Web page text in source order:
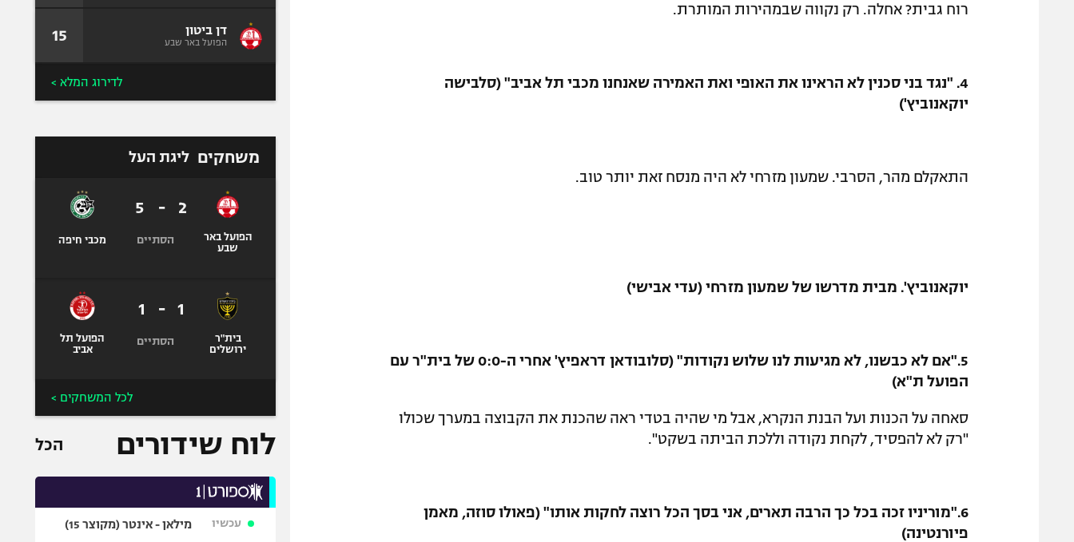
רוח גבית? אחלה. רק נקווה שבמהירות המותרת.
4. "נגד בני סכנין לא הראינו את האופי ואת האמירה שאנחנו מכבי תל אביב" (סלבישה
יוקאנוביץ')
התאקלם מהר, הסרבי. שמעון מזרחי לא היה מנסח זאת יותר טוב.
יוקאנוביץ'. מבית מדרשו של שמעון מזרחי (עדי אבישי)
5."אם לא כבשנו, לא מגיעות לנו שלוש נקודות" (סלובודאן דראפיץ' אחרי ה-0:0 של בית"ר עם
הפועל ת"א)
סאחה על הכנות ועל הבנת הנקרא, אבל מי שהיה בטדי ראה שהכנת את הקבוצה במערך שכולו
"רק לא להפסיד, לקחת נקודה וללכת הביתה בשקט".
6."מוריניו זכה בכל כך הרבה תארים, אני בסך הכל רוצה לחקות אותו" (פאולו סוזה, מאמן
פיורנטינה)
דן ביטון
הפועל באר שבע 15
לדירוג המלא >
משחקים ליגת העל
הפועל באר
שבע
2
-
5
הסתיים מכבי חיפה
בית"ר
ירושלים
1
-
1
הסתיים
הפועל תל
אביב
לכל המשחקים >
לוח שידורים הכל
עכשיו מילאן - אינטר (מקוצר 15)